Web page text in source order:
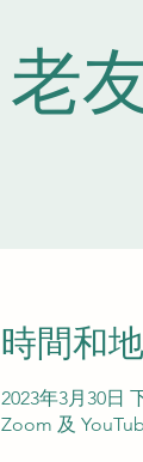
老
時間和
2023年3月30日
Zoom 及